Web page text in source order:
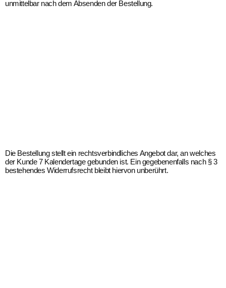
unmittelbar nach dem Absenden der Bestellung.
Die Bestellung stellt ein rechtsverbindliches Angebot dar, an welches
der Kunde 7 Kalendertage gebunden ist. Ein gegebenenfalls nach § 3
bestehendes Widerrufsrecht bleibt hiervon unberührt.